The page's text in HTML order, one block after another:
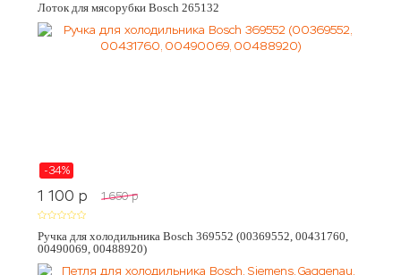
Лоток для мясорубки Bosch 265132
-34%
1 100 p 1 650 p
Ручка для холодильника Bosch 369552 (00369552, 00431760,
00490069, 00488920)